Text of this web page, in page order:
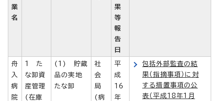
業
名
果
等
報
告
日
舟
入
病
院
1 た
な卸資
産管理
(在庫
(1) 貯蔵
品の実地
たな卸
社
会
局
(病
平
成
16
年
包括外部監査の結
果（指摘事項）に対
する措置事項の公
表（平成18年1月